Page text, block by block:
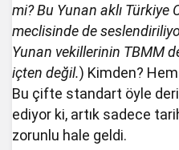
mi? Bu Yunan aklı Türkiye
meclisinde de
Yunan vekillerinin TBMM
içten değil.) Kimden?
Bu çifte standart öyle
ediyor ki, artık sadece
zorunlu hale geldi.